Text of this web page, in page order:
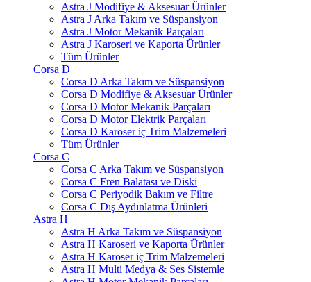
Astra J Modifiye & Aksesuar Ürünler
Astra J Arka Takım ve Süspansiyon
Astra J Motor Mekanik Parçaları
Astra J Karoseri ve Kaporta Ürünler
Tüm Ürünler
Corsa D
Corsa D Arka Takım ve Süspansiyon
Corsa D Modifiye & Aksesuar Ürünler
Corsa D Motor Mekanik Parçaları
Corsa D Motor Elektrik Parçaları
Corsa D Karoser iç Trim Malzemeleri
Tüm Ürünler
Corsa C
Corsa C Arka Takım ve Süspansiyon
Corsa C Fren Balatası ve Diski
Corsa C Periyodik Bakım ve Filtre
Corsa C Dış Aydınlatma Ürünleri
Astra H
Astra H Arka Takım ve Süspansiyon
Astra H Karoseri ve Kaporta Ürünler
Astra H Karoser iç Trim Malzemeleri
Astra H Multi Medya & Ses Sistemle